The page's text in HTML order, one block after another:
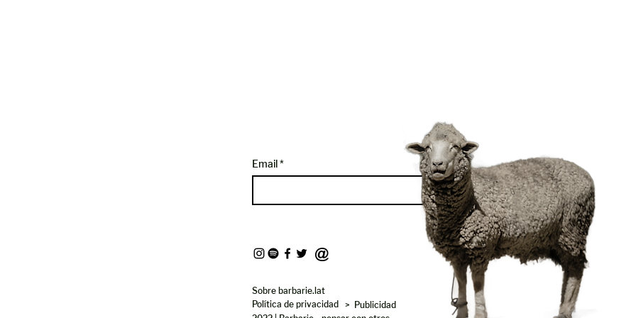
Email
Enviar
Sobre barbarie.lat
Política de privacidad
> Publicidad